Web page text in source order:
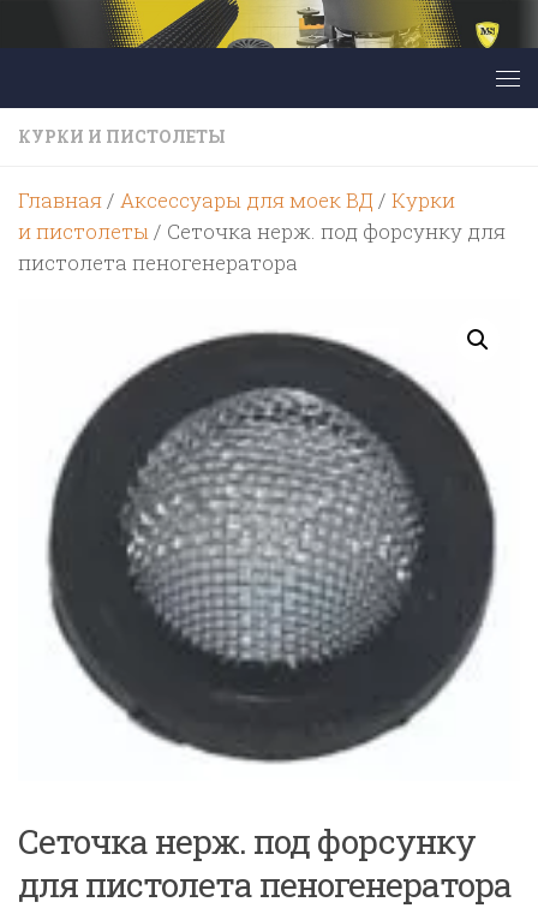
Перейти к содержимому
КУРКИ И ПИСТОЛЕТЫ
Главная/ Аксессуары для моек ВД / Курки
и пистолеты/ Сеточка нерж. под форсунку для
пистолета пеногенератора
Сеточка нерж. под форсунку
для пистолета пеногенератора